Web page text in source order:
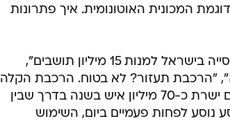
המכונית האוטונומית. איך פתרונות
"לפי התחזיות הדמוגרפיות, עד שנת 2045 צפויה האוכלוסייה בישראל למנות 15 מיליון תושבים",
", "הרכבת תעזור? לא בטוח. הרכבת הקלה
תתחיל כנראה לפעול ב-2021. בשלב הראשון הקו האדום ישרת כ-70 מיליון איש בשנה בדרך שבין
לפחות פעמיים ביום, השימוש